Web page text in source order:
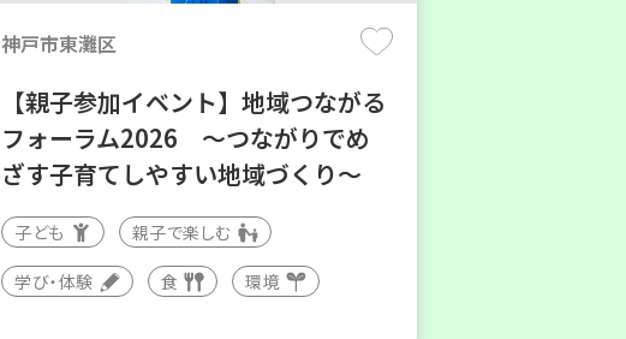
神戸市東灘区
【親子参加イベント】地域つながる
フォーラム2026 ～つながりでめ
ざす子育てしやすい地域づくり～
子ども 親子で楽しむ
学び・体験 食 環境